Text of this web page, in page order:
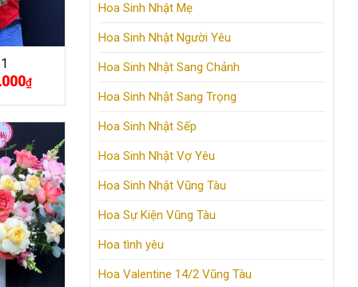
Hoa Sinh Nhật Mẹ
Hoa Sinh Nhật Người Yêu
Hoa Sinh Nhật Sang Chảnh
Hoa Sinh Nhật Sang Trọng
Hoa Sinh Nhật Sếp
Hoa Sinh Nhật Vợ Yêu
Hoa Sinh Nhật Vũng Tàu
Hoa Sự Kiện Vũng Tàu
Hoa tình yêu
Hoa Valentine 14/2 Vũng Tàu
₫Giá
hiện
tại
900.000₫.